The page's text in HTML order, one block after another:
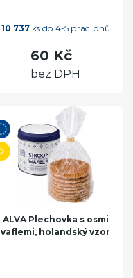
10 737ks do 4-5 prac. dnů
60 Kč
bez DPH
ALVA Plechovka s osmi
vaflemi, holandský vzor